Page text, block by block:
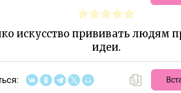
искусство прививать людям
идеи.